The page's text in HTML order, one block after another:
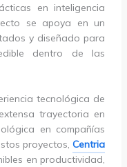
en inteligencia
se apoya en un
y diseñado para
dentro de las
tecnológica de
trayectoria en
en compañías
proyectos,Centria
en productividad,